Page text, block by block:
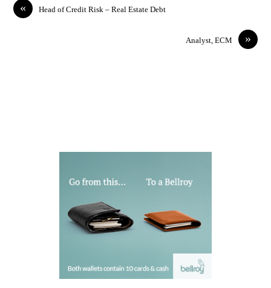
« Head of Credit Risk – Real Estate Debt
»
Analyst, ECM